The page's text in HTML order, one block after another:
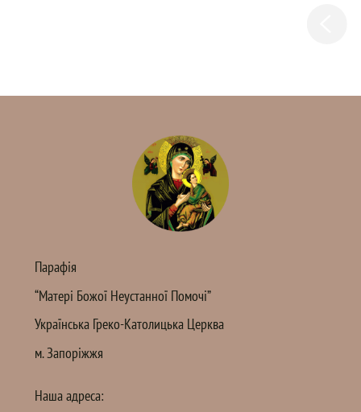
Парафія
“Матері Божої Неустанної Помочі”
Українська Греко-Католицька Церква
м. Запоріжжя
Наша адреса: